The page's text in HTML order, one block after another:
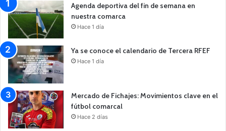
Agenda deportiva del fin de semana en
nuestra comarca
Hace 1 día
Ya se conoce el calendario de Tercera RFEF
Hace 1 día
Mercado de Fichajes: Movimientos clave en el
fútbol comarcal
Hace 2 días